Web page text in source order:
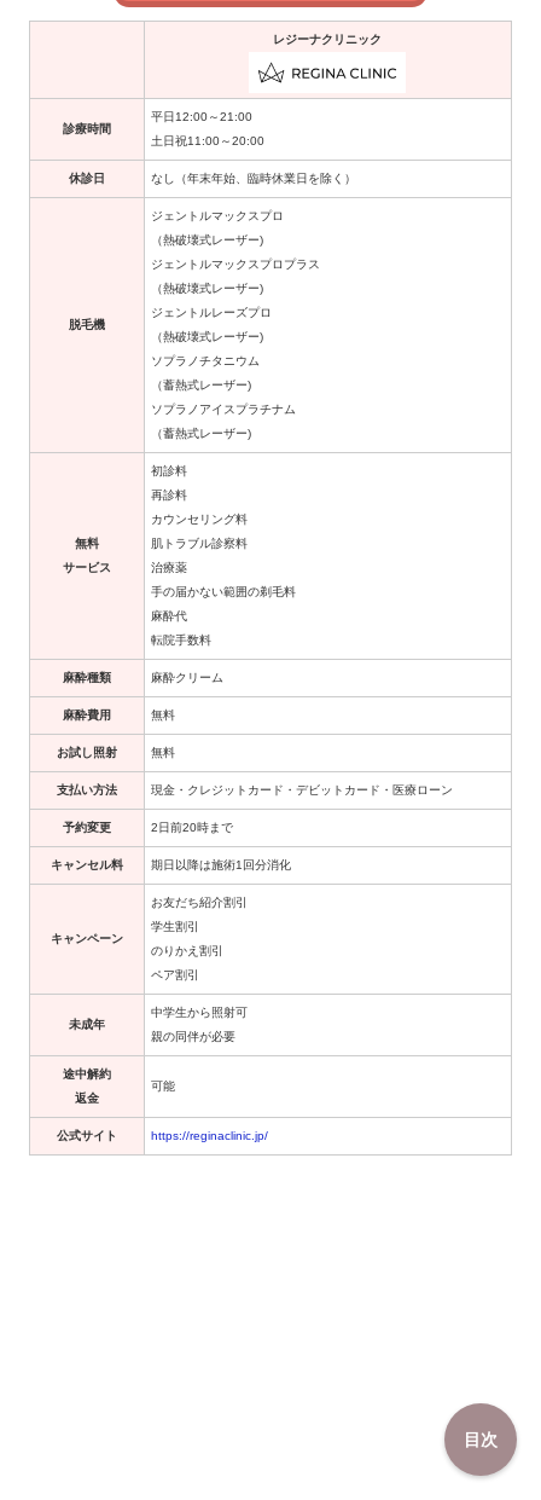
レジーナクリニック
診療時間
平日12:00～21:00
土日祝11:00～20:00
休診日 なし（年末年始、臨時休業日を除く）
脱毛機
ジェントルマックスプロ
（熱破壊式レーザー)
ジェントルマックスプロプラス
（熱破壊式レーザー)
ジェントルレーズプロ
（熱破壊式レーザー)
ソプラノチタニウム
（蓄熱式レーザー)
ソプラノアイスプラチナム
（蓄熱式レーザー)
無料
サービス
初診料
再診料
カウンセリング料
肌トラブル診察料
治療薬
手の届かない範囲の剃毛料
麻酔代
転院手数料
麻酔種類 麻酔クリーム
麻酔費用 無料
お試し照射 無料
支払い方法 現金・クレジットカード・デビットカード・医療ローン
予約変更 2日前20時まで
キャンセル料 期日以降は施術1回分消化
キャンペーン
お友だち紹介割引
学生割引
のりかえ割引
ペア割引
未成年
中学生から照射可
親の同伴が必要
途中解約
返金
可能
公式サイト https://reginaclinic.jp/
目次